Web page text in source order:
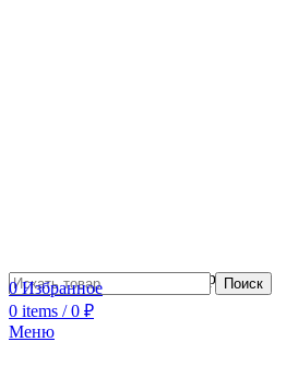
Сотрудничество с дизайнерамиПоиск
0Избранное
0 items / 0 ₽
Меню